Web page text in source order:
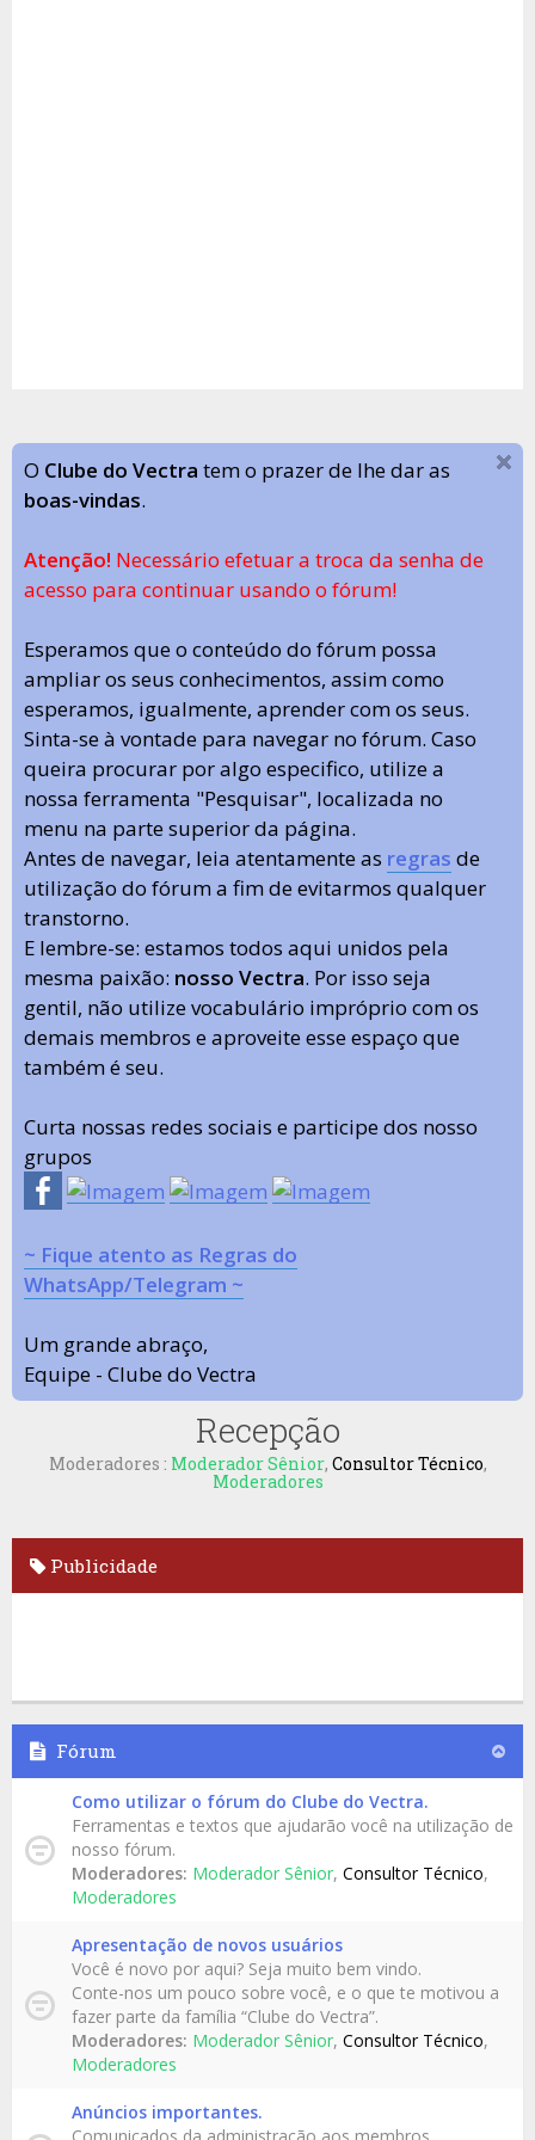
O Clube do Vectra tem o prazer de lhe dar as
boas-vindas.
Atenção! Necessário efetuar a troca da senha de
acesso para continuar usando o fórum!
Esperamos que o conteúdo do fórum possa
ampliar os seus conhecimentos, assim como
esperamos, igualmente, aprender com os seus.
Sinta-se à vontade para navegar no fórum. Caso
queira procurar por algo especifico, utilize a
nossa ferramenta "Pesquisar", localizada no
menu na parte superior da página.
Antes de navegar, leia atentamente as regras de
utilização do fórum a fim de evitarmos qualquer
transtorno.
E lembre-se: estamos todos aqui unidos pela
mesma paixão: nosso Vectra. Por isso seja
gentil, não utilize vocabulário impróprio com os
demais membros e aproveite esse espaço que
também é seu.
Curta nossas redes sociais e participe dos nosso
grupos
~ Fique atento as Regras do
WhatsApp/Telegram ~
Um grande abraço,
Equipe - Clube do Vectra
Recepção
Moderadores : Moderador Sênior, Consultor Técnico,
Moderadores
Publicidade
Fórum
Como utilizar o fórum do Clube do Vectra.
Ferramentas e textos que ajudarão você na utilização de
nosso fórum.
Moderadores: Moderador Sênior, Consultor Técnico,
Moderadores
Apresentação de novos usuários
Você é novo por aqui? Seja muito bem vindo.
Conte-nos um pouco sobre você, e o que te motivou a
fazer parte da família “Clube do Vectra”.
Moderadores: Moderador Sênior, Consultor Técnico,
Moderadores
Anúncios importantes.